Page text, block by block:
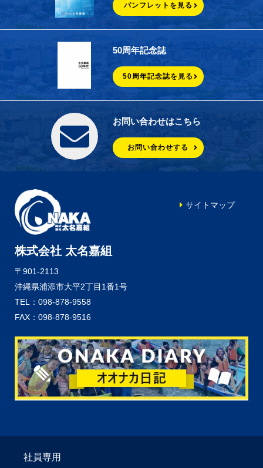
パンフレットを見る
50周年記念誌
50周年記念誌を見る
お問い合わせはこちら
お問い合わせする
株式会社 太名嘉組
〒901-2113
沖縄県浦添市大平2丁目1番1号
TEL：098-878-9558
FAX：098-878-9516
サイトマップ
社員専用